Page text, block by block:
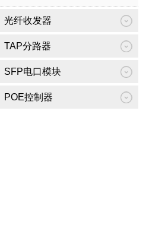
光纤收发器
TAP分路器
SFP电口模块
POE控制器